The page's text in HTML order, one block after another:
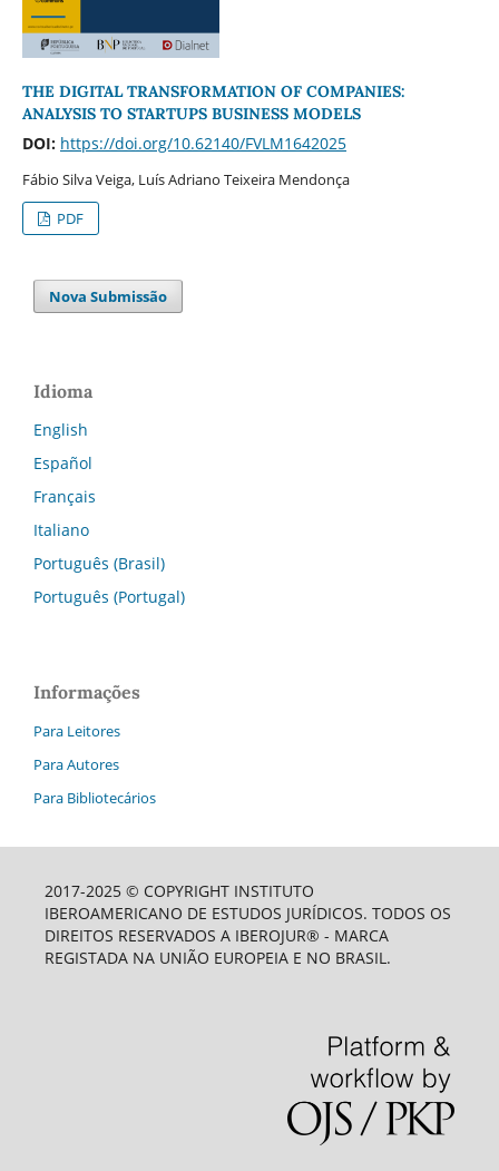
THE DIGITAL TRANSFORMATION OF COMPANIES:
ANALYSIS TO STARTUPS BUSINESS MODELS
DOI: https://doi.org/10.62140/FVLM1642025
Fábio Silva Veiga, Luís Adriano Teixeira Mendonça
PDF
Nova Submissão
Idioma
English
Español
Français
Italiano
Português (Brasil)
Português (Portugal)
Informações
Para Leitores
Para Autores
Para Bibliotecários
2017-2025 © COPYRIGHT INSTITUTO
IBEROAMERICANO DE ESTUDOS JURÍDICOS. TODOS OS
DIREITOS RESERVADOS A IBEROJUR® - MARCA
REGISTADA NA UNIÃO EUROPEIA E NO BRASIL.